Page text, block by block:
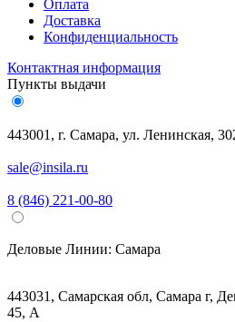
Оплата
Доставка
Конфиденциальность
Контактная информация
Пункты выдачи
443001, г. Самара, ул. Ленинская,
sale@insila.ru
8 (846) 221-00-80
Деловые Линии: Самара
443031, Самарская обл, Самара г,
45, А